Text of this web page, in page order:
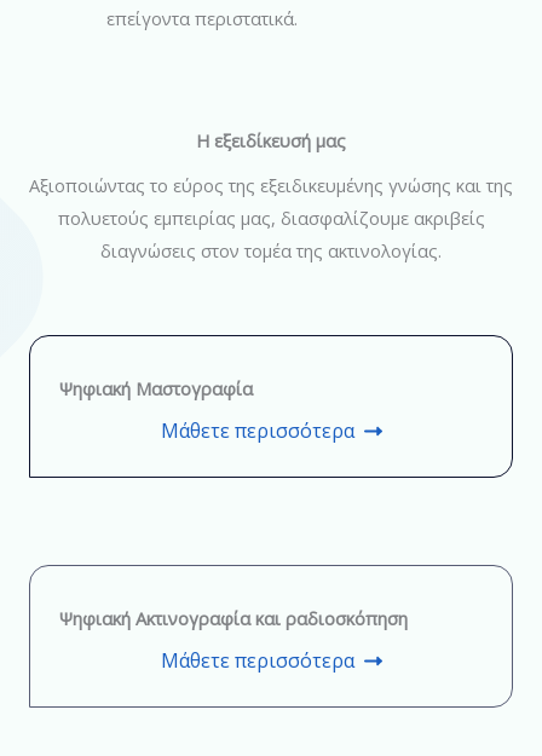
επείγοντα περιστατικά.
Η εξειδίκευσή μας
Αξιοποιώντας το εύρος της εξειδικευμένης γνώσης και της
πολυετούς εμπειρίας μας, διασφαλίζουμε ακριβείς
διαγνώσεις στον τομέα της ακτινολογίας.
Ψηφιακή Μαστογραφία
Μάθετε περισσότερα
Ψηφιακή Ακτινογραφία και ραδιοσκόπηση
Μάθετε περισσότερα